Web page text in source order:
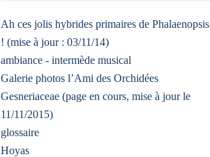
Ah ces jolis hybrides primaires de Phalaenopsis
! (mise à jour : 03/11/14)
ambiance - intermède musical
Galerie photos l’Ami des Orchidées
Gesneriaceae (page en cours, mise à jour le
11/11/2015)
glossaire
Hoyas